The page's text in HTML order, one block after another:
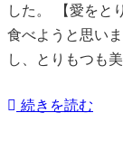
した。 【愛をと
食べようと思い
し、とりもつも
続きを読む